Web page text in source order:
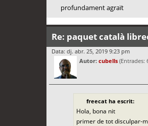
profundament agraït
Re: paquet català
Data: dj. abr. 25, 2019 9:23 pm
Autor: cubells (Entrades:
freecat ha escrit:
Hola, bona nit
primer de tot disculpar-